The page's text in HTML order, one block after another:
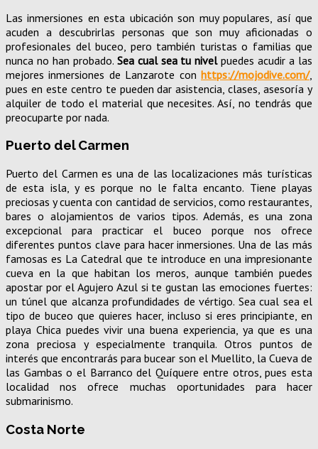
Las inmersiones en esta ubicación son muy populares, así que
acuden a descubrirlas personas que son muy aficionadas o
profesionales del buceo, pero también turistas o familias que
nunca no han probado. Sea cual sea tu nivelpuedes acudir a las
mejores inmersiones de Lanzarote con https://mojodive.com/,
pues en este centro te pueden dar asistencia, clases, asesoría y
alquiler de todo el material que necesites. Así, no tendrás que
preocuparte por nada.
Puerto del Carmen
Puerto del Carmen es una de las localizaciones más turísticas
de esta isla, y es porque no le falta encanto. Tiene playas
preciosas y cuenta con cantidad de servicios, como restaurantes,
bares o alojamientos de varios tipos. Además, es una zona
excepcional para practicar el buceo porque nos ofrece
diferentes puntos clave para hacer inmersiones. Una de las más
famosas es La Catedral que te introduce en una impresionante
cueva en la que habitan los meros, aunque también puedes
apostar por el Agujero Azul si te gustan las emociones fuertes:
un túnel que alcanza profundidades de vértigo. Sea cual sea el
tipo de buceo que quieres hacer, incluso si eres principiante, en
playa Chica puedes vivir una buena experiencia, ya que es una
zona preciosa y especialmente tranquila. Otros puntos de
interés que encontrarás para bucear son el Muellito, la Cueva de
las Gambas o el Barranco del Quíquere entre otros, pues esta
localidad nos ofrece muchas oportunidades para hacer
submarinismo.
Costa Norte